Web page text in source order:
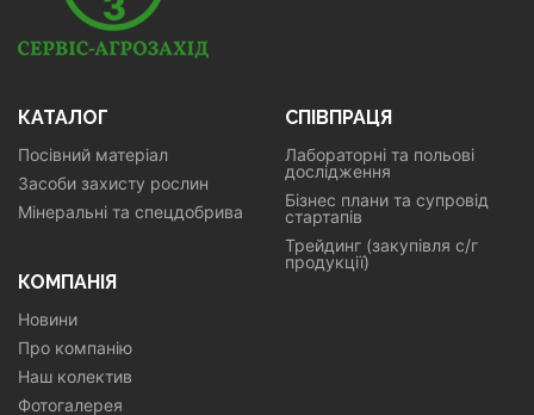
КАТАЛОГ
Посівний матеріал
Засоби захисту рослин
Мінеральні та спецдобрива
СПІВПРАЦЯ
Лабораторні та польові
дослідження
Бізнес плани та супровід
стартапів
Трейдинг (закупівля с/г
продукції)
КОМПАНІЯ
Новини
Про компанію
Наш колектив
Фотогалерея